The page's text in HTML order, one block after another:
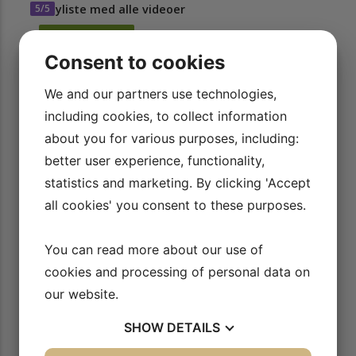
5/5
Playliste med alle videoer
Sådan virker vores side
Find og se gratis introduktion til ALLE videoer
eller gå direkte til afspilning af hele videoen ved
Consent to cookies
We and our partners use technologies,
including cookies, to collect information
about you for various purposes, including:
better user experience, functionality,
statistics and marketing. By clicking 'Accept
all cookies' you consent to these purposes.
You can read more about our use of
cookies and processing of personal data on
our website.
SHOW DETAILS